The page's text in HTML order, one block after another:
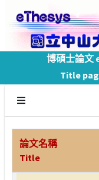
博碩士論文
Title
論文名稱
Title